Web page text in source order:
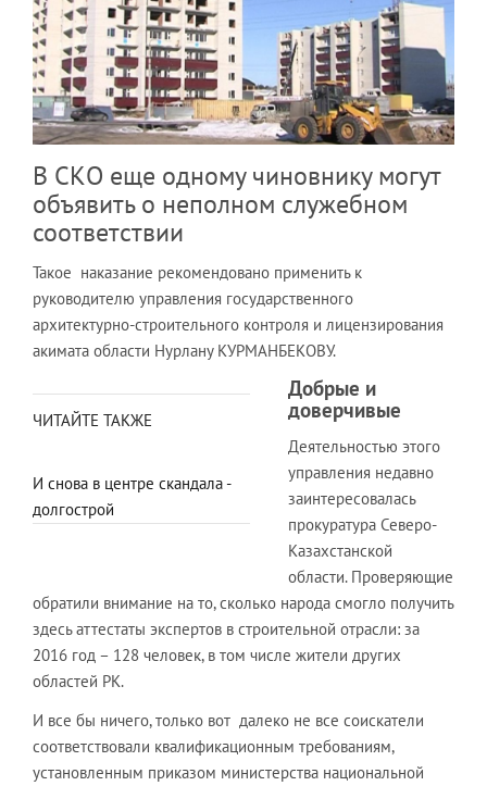
В СКО еще одному чиновнику могут
объявить о неполном служебном
соответствии
Такое наказание рекомендовано применить к
руководителю управления государственного
архитектурно-строительного контроля и лицензирования
акимата области Нурлану КУРМАНБЕКОВУ.
ЧИТАЙТЕ ТАКЖЕ
И снова в центре скандала -
долгострой
Добрые и
доверчивые
Деятельностью этого
управления недавно
заинтересовалась
прокуратура Северо-
Казахстанской
области. Проверяющие
обратили внимание на то, сколько народа смогло получить
здесь аттестаты экспертов в строительной отрасли: за
2016 год – 128 человек, в том числе жители других
областей РК.
И все бы ничего, только вот далеко не все соискатели
соответствовали квалификационным требованиям,
установленным приказом министерства национальной